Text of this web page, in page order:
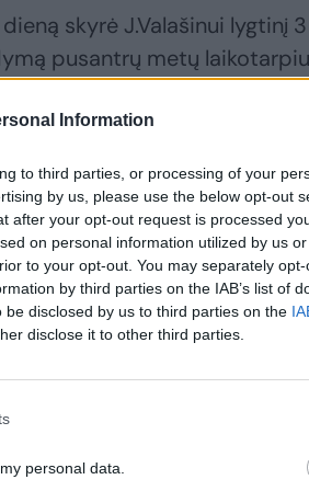
Information
to third parties, or processing of your
by us, please use the below opt-out
after your opt-out request is processed
on personal information utilized by us
to your opt-out. You may separately
by third parties on the IAB’s list of
disclosed by us to third parties on the
disclose it to other third parties.
personal data.
skyrė J.Valašinui lygtinį 3
pusantrų metų
bendrą 50 tūkst.
priemones 12 mėnesių.
tūkst. eurų, pailginti teisių
skirtą bausmės atidėjimo
Q7“ vairuotojas nesilaikė
kitų eismo dalyvių
privalėjo sulėtinti greitį.